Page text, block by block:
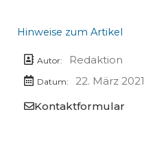
Hinweise zum Artikel
Autor: Redaktion
Datum:
22. März 2021
Kontaktformular